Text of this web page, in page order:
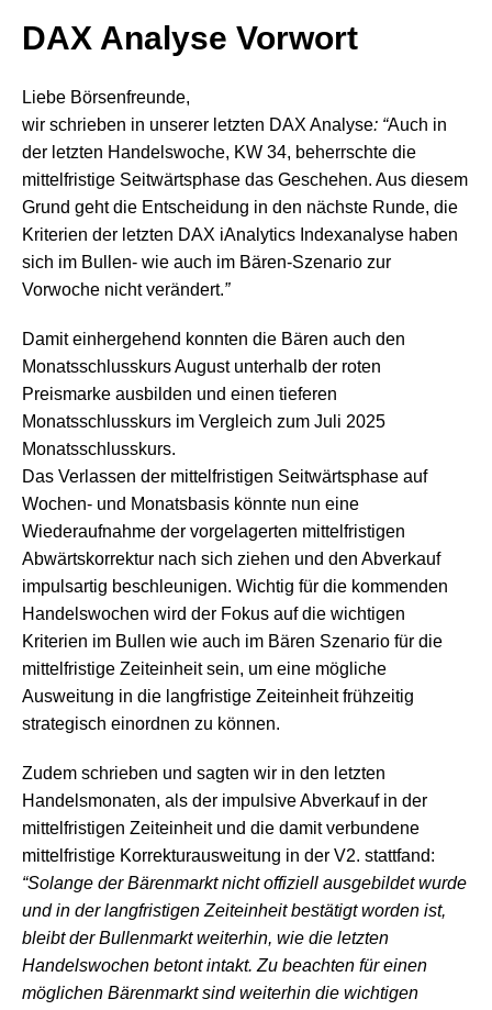
DAX Analyse Vorwort
Liebe Börsenfreunde,
wir schrieben in unserer letzten DAX Analyse: “Auch in
der letzten Handelswoche, KW 34, beherrschte die
mittelfristige Seitwärtsphase das Geschehen. Aus diesem
Grund geht die Entscheidung in den nächste Runde, die
Kriterien der letzten DAX iAnalytics Indexanalyse haben
sich im Bullen- wie auch im Bären-Szenario zur
Vorwoche nicht verändert.”
Damit einhergehend konnten die Bären auch den
Monatsschlusskurs August unterhalb der roten
Preismarke ausbilden und einen tieferen
Monatsschlusskurs im Vergleich zum Juli 2025
Monatsschlusskurs.
Das Verlassen der mittelfristigen Seitwärtsphase auf
Wochen- und Monatsbasis könnte nun eine
Wiederaufnahme der vorgelagerten mittelfristigen
Abwärtskorrektur nach sich ziehen und den Abverkauf
impulsartig beschleunigen. Wichtig für die kommenden
Handelswochen wird der Fokus auf die wichtigen
Kriterien im Bullen wie auch im Bären Szenario für die
mittelfristige Zeiteinheit sein, um eine mögliche
Ausweitung in die langfristige Zeiteinheit frühzeitig
strategisch einordnen zu können.
Zudem schrieben und sagten wir in den letzten
Handelsmonaten, als der impulsive Abverkauf in der
mittelfristigen Zeiteinheit und die damit verbundene
mittelfristige Korrekturausweitung in der V2. stattfand:
“Solange der Bärenmarkt nicht offiziell ausgebildet wurde
und in der langfristigen Zeiteinheit bestätigt worden ist,
bleibt der Bullenmarkt weiterhin, wie die letzten
Handelswochen betont intakt. Zu beachten für einen
möglichen Bärenmarkt sind weiterhin die wichtigen